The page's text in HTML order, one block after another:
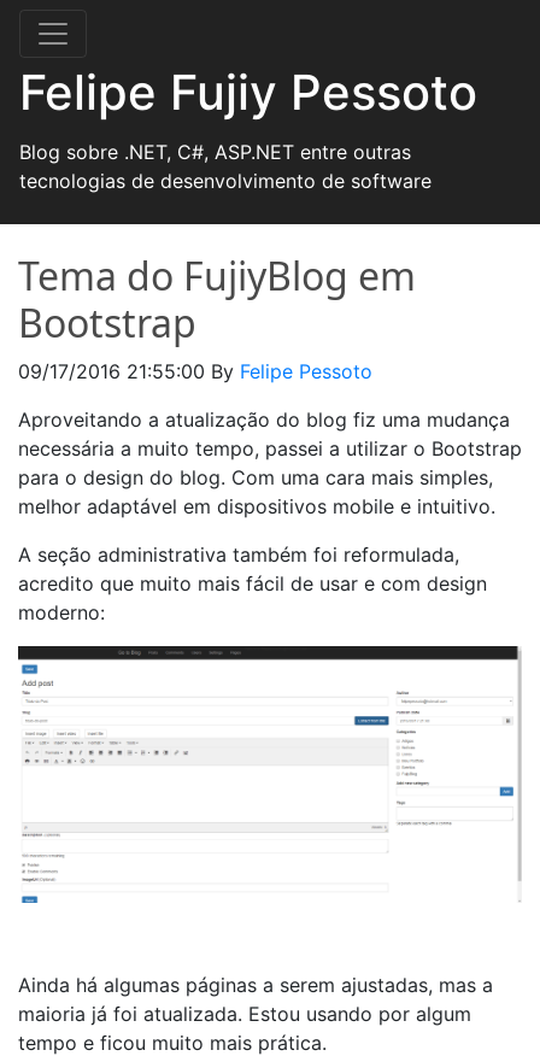
Felipe Fujiy Pessoto
Blog sobre .NET, C#, ASP.NET entre outras
tecnologias de desenvolvimento de software
Tema do FujiyBlog em
Bootstrap
09/17/2016 21:55:00 By Felipe Pessoto
Aproveitando a atualização do blog fiz uma mudança
necessária a muito tempo, passei a utilizar o Bootstrap
para o design do blog. Com uma cara mais simples,
melhor adaptável em dispositivos mobile e intuitivo.
A seção administrativa também foi reformulada,
acredito que muito mais fácil de usar e com design
moderno:
Ainda há algumas páginas a serem ajustadas, mas a
maioria já foi atualizada. Estou usando por algum
tempo e ficou muito mais prática.